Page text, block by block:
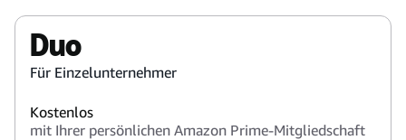
Duo
Für Einzelunternehmer
Kostenlos
mit Ihrer persönlichen Amazon Prime-Mitgliedschaft